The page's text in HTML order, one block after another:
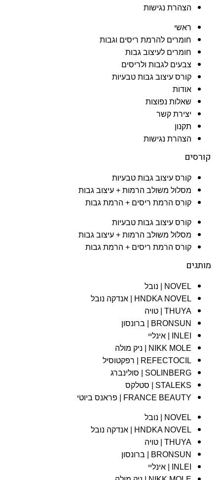
הצהרת נגישות
ראשי
חומרים להרמת ריסים וגבות
חומרים לעיצוב גבות
צבעים לגבות ולריסים
קורס עיצוב גבות טבעיות
אודות
שאלות נפוצות
יצירת קשר
תקנון
הצהרת נגישות
קורסים
קורס עיצוב גבות טבעיות
מסלול משולב הרמות + עיצוב גבות​
קורס הרמת ריסים + הרמת גבות
קורס עיצוב גבות טבעיות
מסלול משולב הרמות + עיצוב גבות​
קורס הרמת ריסים + הרמת גבות
מותגים
NOVEL | נובל
HNDKA NOVEL | אנדקה נובל
THUYA | טויה
BRONSUN | ברונסון
INLEI | אינליי
NIKK MOLE | ניק מולה
REFECTOCIL | רפקטוסיל
SOLINBERG | סולינברג
STALEKS | סטלקס
FRANCE BEAUTY | פראנס ביוטי
NOVEL | נובל
HNDKA NOVEL | אנדקה נובל
THUYA | טויה
BRONSUN | ברונסון
INLEI | אינליי